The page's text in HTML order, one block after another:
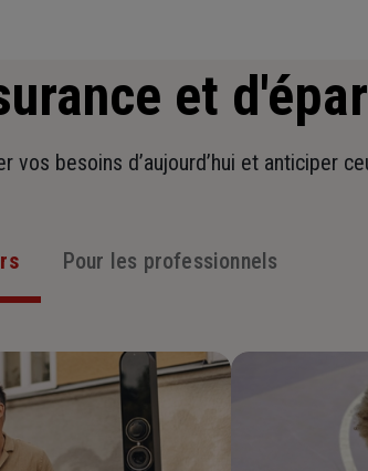
et
besoins d’aujourd’hui et anticiper
Pour les professionnels